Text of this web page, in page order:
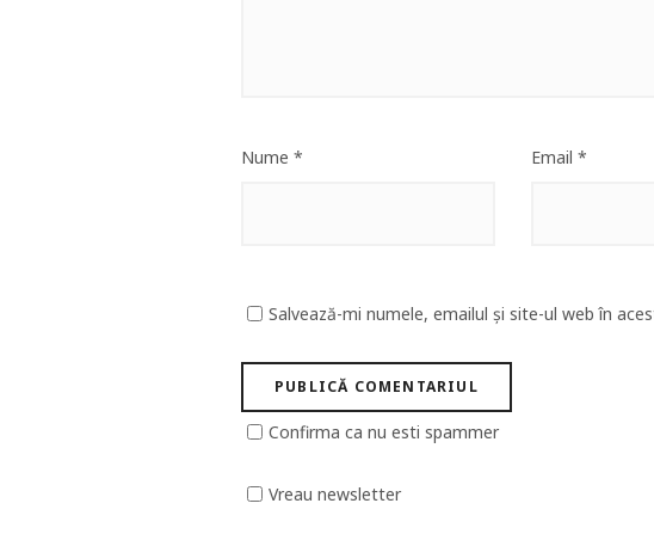
Nume * Email *
Salvează-mi numele, emailul și site-ul web în
Confirma ca nu esti spammer
Vreau newsletter